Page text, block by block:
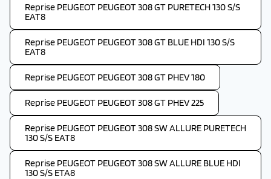
Reprise PEUGEOT PEUGEOT 308 GT PURETECH 130 S/S
EAT8
Reprise PEUGEOT PEUGEOT 308 GT BLUE HDI 130 S/S
EAT8
Reprise PEUGEOT PEUGEOT 308 GT PHEV 180
Reprise PEUGEOT PEUGEOT 308 GT PHEV 225
Reprise PEUGEOT PEUGEOT 308 SW ALLURE PURETECH
130 S/S EAT8
Reprise PEUGEOT PEUGEOT 308 SW ALLURE BLUE HDI
130 S/S ETA8